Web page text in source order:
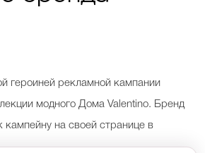
героиней рекламной кампании
модного Дома Valentino. Бренд
кампейну на своей странице в